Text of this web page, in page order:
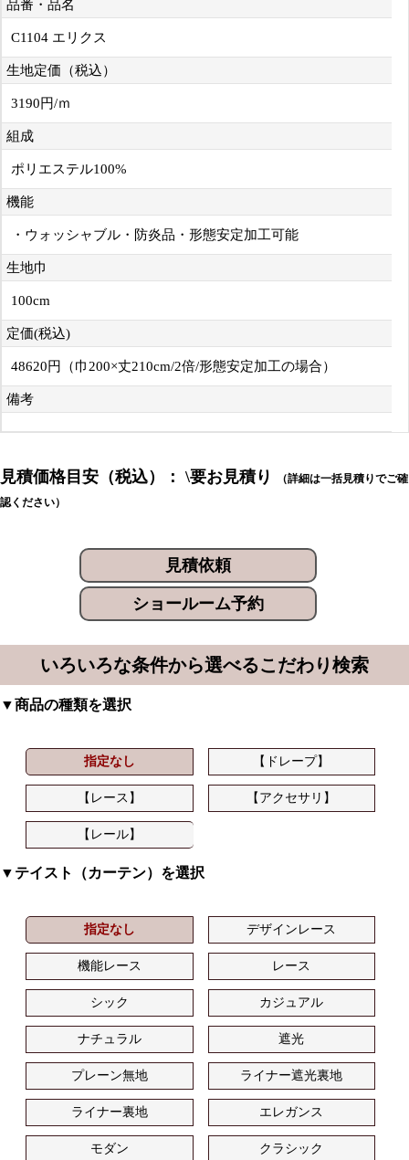
品番・品名
C1104 エリクス
生地定価（税込）
3190円/ｍ
組成
ポリエステル100%
機能
・ウォッシャブル・防炎品・形態安定加工可能
生地巾
100cm
定価(税込)
48620円（巾200×丈210cm/2倍/形態安定加工の場合）
備考
見積価格目安（税込）： \要お見積り
（詳細は一括見積りでご確
認ください）
見積依頼
ショールーム予約
いろいろな条件から選べるこだわり検索
▼商品の種類を選択
指定なし 【ドレープ】
【レース】 【アクセサリ】
【レール】
▼テイスト（カーテン）を選択
指定なし デザインレース
機能レース レース
シック カジュアル
ナチュラル 遮光
プレーン無地 ライナー遮光裏地
ライナー裏地 エレガンス
モダン クラシック